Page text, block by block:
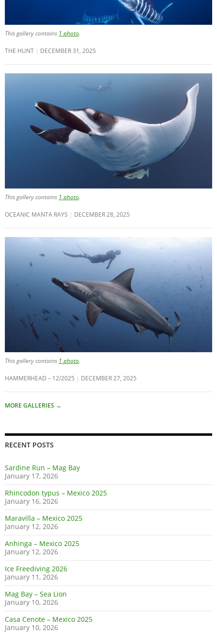
This gallery contains 1 photo.
THE HUNT DECEMBER 31, 2025
This gallery contains 1 photo.
OCEANIC MANTA RAYS DECEMBER 28, 2025
This gallery contains 1 photo.
HAMMERHEAD – 12/2025 DECEMBER 27, 2025
MORE GALLERIES →
RECENT POSTS
Sardine Run – Mag Bay
January 17, 2026
Rhincodon typus – Mexico 2025
January 16, 2026
Maravilla – Mexico 2025
January 12, 2026
Anhinga – Mexico 2025
January 12, 2026
Ice Freediving 2026
January 11, 2026
Mag Bay – Sea Lion
January 10, 2026
Casa Cenote – Mexico 2025
January 10, 2026